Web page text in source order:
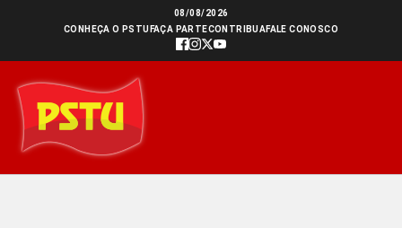
conteúdo
08/08/2026
CONHEÇA O PSTU FAÇA PARTECONTRIBUAFALE CONOSCO